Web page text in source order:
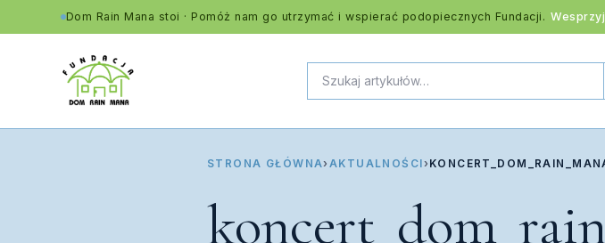
Dom Rain Mana stoi · Pomóż nam go utrzymać i wspierać podopiecznych Fundacji.
STRONA GŁÓWNA› AKTUALNOŚCI ›